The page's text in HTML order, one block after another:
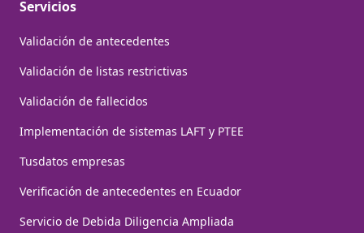
Servicios
Validación de antecedentes
Validación de listas restrictivas
Validación de fallecidos
Implementación de sistemas LAFT y PTEE
Tusdatos empresas
Verificación de antecedentes en Ecuador
Servicio de Debida Diligencia Ampliada